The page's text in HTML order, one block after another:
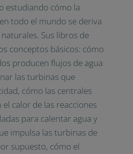
estudiando cómo la
todo el mundo se deriva
Sus libros de
conceptos básicos: cómo
producen flujos de agua
las turbinas que
cómo las centrales
calor de las reacciones
para calentar agua y
impulsa las turbinas de
supuesto, cómo el